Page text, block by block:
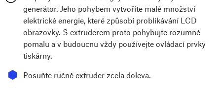
generátor. Jeho pohybem vytvoříte malé množství
elektrické energie, které způsobí problikávání LCD
obrazovky. S extruderem proto pohybujte rozumně
pomalu a v budoucnu vždy používejte ovládací prvky
tiskárny.
⬢ Posuňte ručně extruder zcela doleva.